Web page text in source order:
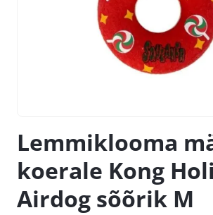
Lemmiklooma
koerale Kong
Airdog sõõrik M